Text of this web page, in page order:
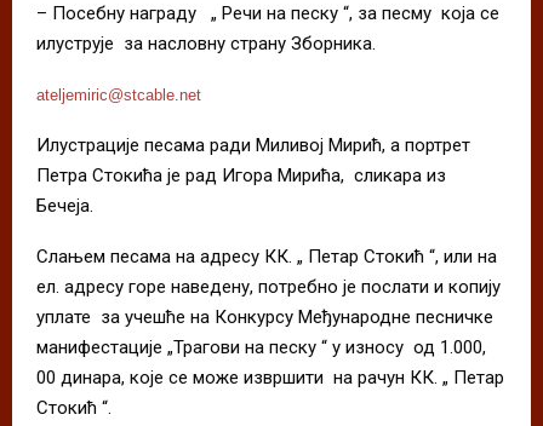
– Посебну награду „ Речи на песку “, за песму која се
илуструје за насловну страну Зборника.
ateljemiric@stcable.net
Илустрације песама ради Миливој Мирић, а портрет
Петра Стокића је рад Игора Мирића, сликара из
Бечеја.
Слањем песама на адресу КК. „ Петар Стокић “, или на
ел. адресу горе наведену, потребно је послати и копију
уплате за учешће на Конкурсу Међународне песничке
манифестације „Трагови на песку “ у износу од 1.000,
00 динара, које се може извршити на рачун КК. „ Петар
Стокић “.